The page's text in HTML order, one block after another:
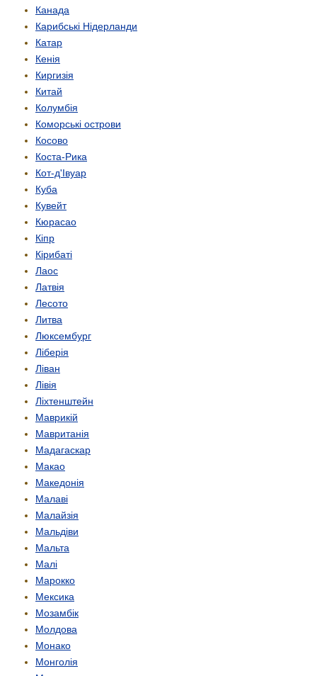
Канада
Карибські Нідерланди
Катар
Кенія
Киргизія
Китай
Колумбія
Коморські острови
Косово
Коста-Рика
Кот-д'Івуар
Куба
Кувейт
Кюрасао
Кіпр
Кірибаті
Лаос
Латвія
Лесото
Литва
Люксембург
Ліберія
Ліван
Лівія
Ліхтенштейн
Маврикій
Мавританія
Мадагаскар
Макао
Македонія
Малаві
Малайзія
Мальдіви
Мальта
Малі
Марокко
Мексика
Мозамбік
Молдова
Монако
Монголія